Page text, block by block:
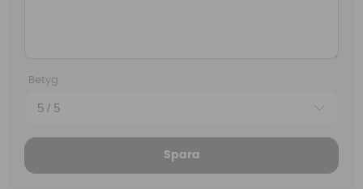
Betyg
Spara